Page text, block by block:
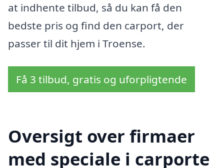
at indhente tilbud, så du kan få den
bedste pris og find den carport, der
passer til dit hjem i Troense.
Få 3 tilbud, gratis og uforpligtende
Oversigt over firmaer
med speciale i carporte